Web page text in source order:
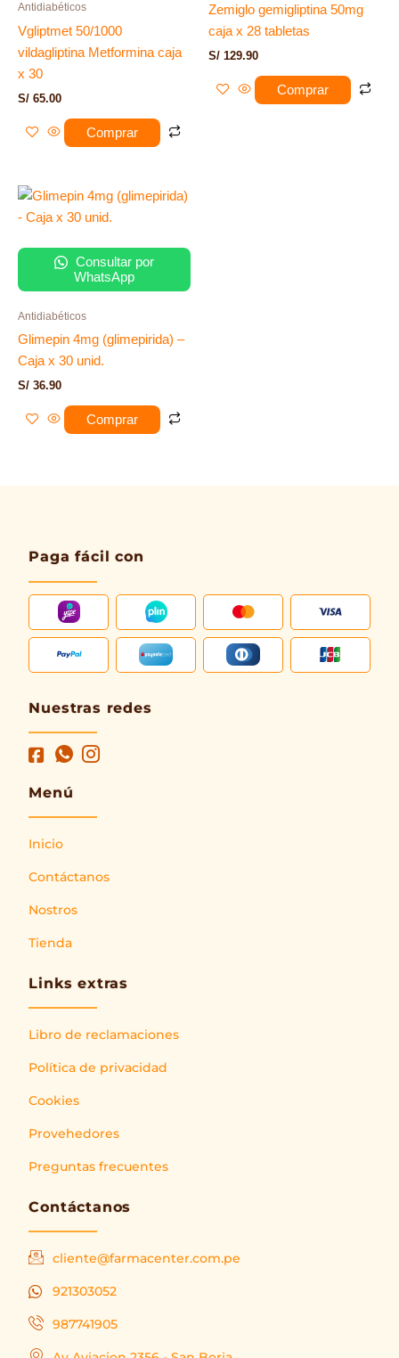
Antidiabéticos
Vgliptmet 50/1000
vildagliptina Metformina caja
x 30
S/ 65.00
Comprar
Zemiglo gemigliptina 50mg
caja x 28 tabletas
S/ 129.90
Comprar
Consultar por
WhatsApp
Antidiabéticos
Glimepin 4mg (glimepirida) –
Caja x 30 unid.
S/ 36.90
Comprar
Paga fácil con
Nuestras redes
Menú
Inicio
Contáctanos
Nostros
Tienda
Links extras
Libro de reclamaciones
Política de privacidad
Cookies
Provehedores
Preguntas frecuentes
Contáctanos
cliente@farmacenter.com.pe
921303052
987741905